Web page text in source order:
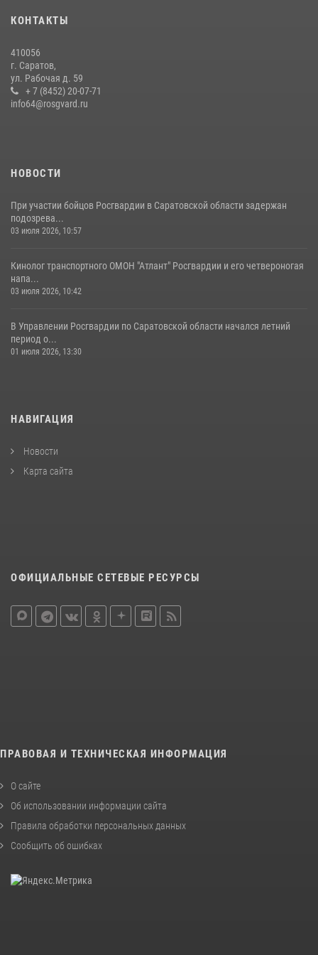
28 июля 2026, 13:25
В Саратове командир СОБР «Волкодав» и ветеран
спецподразделения МВД провели совместный урок мужества для
семей сотрудников Росгвардии.
05 августа 2026, 12:55
07 августа 2026, 11:35
КОНТАКТЫ
410056
г. Саратов,
ул. Рабочая д. 59
+ 7 (8452) 20-07-71
info64@rosgvard.ru
НОВОСТИ
При участии бойцов Росгвардии в Саратовской области задержан
подозрева...
03 июля 2026, 10:57
Кинолог транспортного ОМОН "Атлант" Росгвардии и его четвероногая
напа...
03 июля 2026, 10:42
В Управлении Росгвардии по Саратовской области начался летний
период о...
01 июля 2026, 13:30
НАВИГАЦИЯ
Новости
Карта сайта
ОФИЦИАЛЬНЫЕ СЕТЕВЫЕ РЕСУРСЫ
ПРАВОВАЯ И ТЕХНИЧЕСКАЯ ИНФОРМАЦИЯ
О сайте
Об использовании информации сайта
Правила обработки персональных данных
Сообщить об ошибках